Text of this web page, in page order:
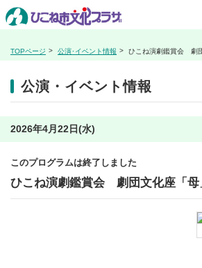
TOPページ 公演･イベント情報 ひこね演劇鑑賞会 劇
公演・イベント情報
2026年4月22日(水)
このプログラムは終了しました
ひこね演劇鑑賞会 劇団文化座「母